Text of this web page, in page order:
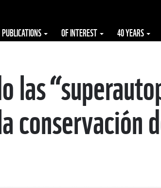
PUBLICATIONS OF INTEREST 40 YEARS
las
conservación